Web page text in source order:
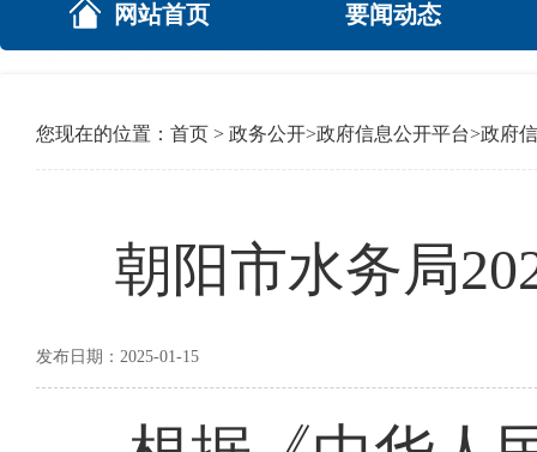
网站首页 要闻动态
您现在的位置： 首页 > 政务公开>政府信息公开平台>政府
朝阳市水务局
发布日期：2025-01-15